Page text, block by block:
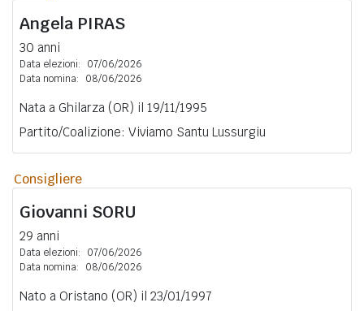
Angela PIRAS
30 anni
Data elezioni:
07/06/2026
Data nomina:
08/06/2026
Nata a Ghilarza (OR) il 19/11/1995
Partito/Coalizione: Viviamo Santu Lussurgiu
Consigliere
Giovanni SORU
29 anni
Data elezioni:
07/06/2026
Data nomina:
08/06/2026
Nato a Oristano (OR) il 23/01/1997